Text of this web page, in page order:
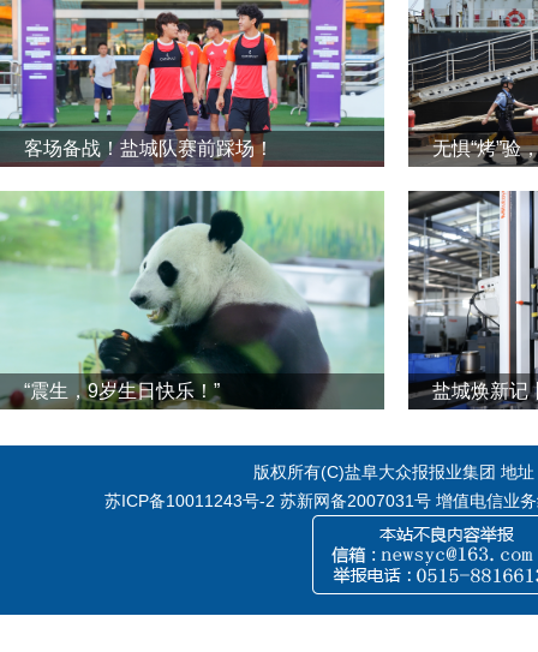
客场备战！盐城队赛前踩场！ 无惧“烤”验
“震生，9岁生日快乐！”
版权所有(C)盐阜大众报报业集团 地
苏ICP备10011243号-2 苏新网备2007031号 增值电信业